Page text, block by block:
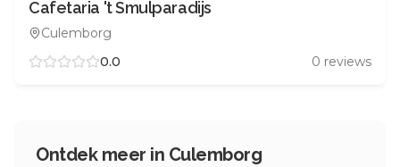
Cafetaria 't Smulparadijs
Culemborg
0.0
0 reviews
Ontdek meer in Culemborg